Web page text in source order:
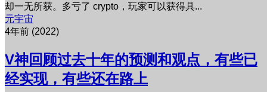
却一无所获。多亏了 crypto，玩家可以获得具...
元宇宙
4年前 (2022)
V神回顾过去十年的预测和观点，有些已
经实现，有些还在路上